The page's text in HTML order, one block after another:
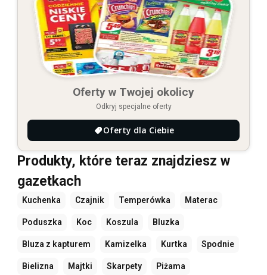
Oferty w Twojej okolicy
Odkryj specjalne oferty
Oferty dla Ciebie
Produkty, które teraz znajdziesz w
gazetkach
Kuchenka Czajnik Temperówka Materac
Poduszka Koc Koszula Bluzka
Bluza z kapturem Kamizelka Kurtka Spodnie
Bielizna Majtki Skarpety Piżama